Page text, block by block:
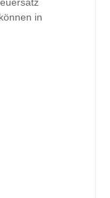
in